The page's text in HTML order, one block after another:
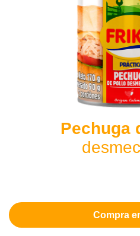
Pechuga
Compra